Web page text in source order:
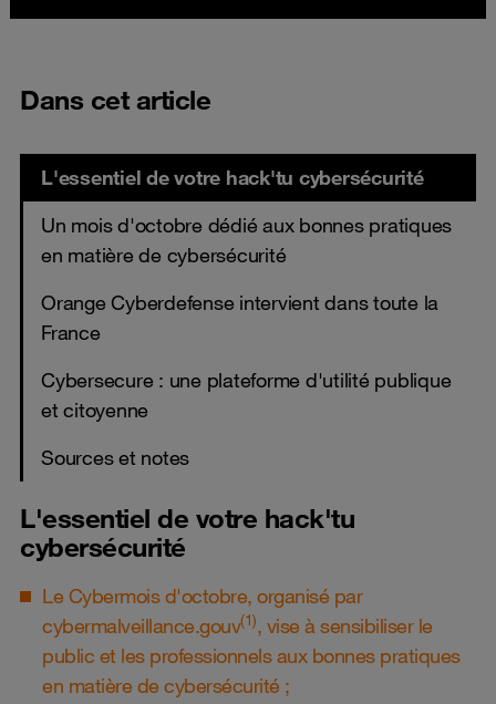
Dans cet article
L'essentiel de votre hack'tu cybersécurité
Un mois d'octobre dédié aux bonnes pratiques
en matière de cybersécurité
Orange Cyberdefense intervient dans toute la
France
Cybersecure : une plateforme d'utilité publique
et citoyenne
Sources et notes
L'essentiel de votre hack'tu
cybersécurité
Le Cybermois d'octobre, organisé par
cybermalveillance.gouv(1), vise à sensibiliser le
public et les professionnels aux bonnes pratiques
en matière de cybersécurité ;